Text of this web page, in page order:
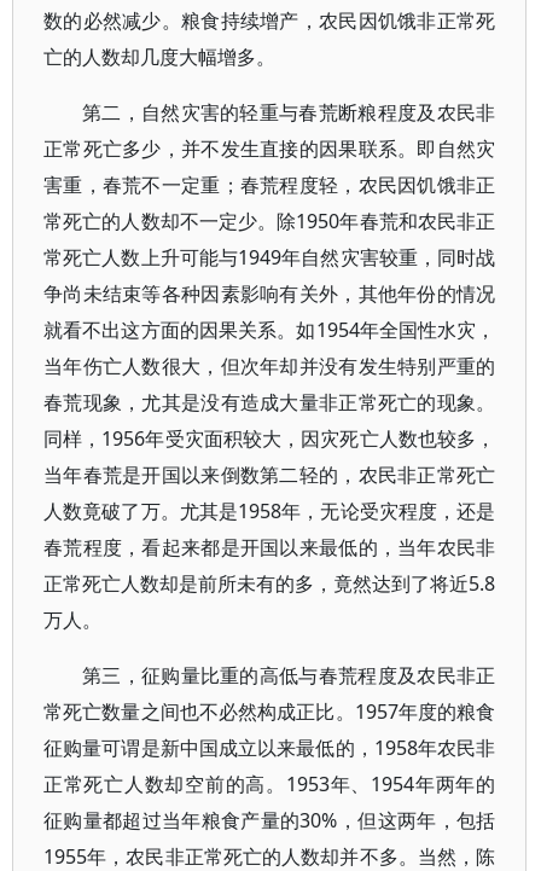
数的必然减少。粮食持续增产，农民因饥饿非正常死
亡的人数却几度大幅增多。
第二，自然灾害的轻重与春荒断粮程度及农民非
正常死亡多少，并不发生直接的因果联系。即自然灾
害重，春荒不一定重；春荒程度轻，农民因饥饿非正
常死亡的人数却不一定少。除1950年春荒和农民非正
常死亡人数上升可能与1949年自然灾害较重，同时战
争尚未结束等各种因素影响有关外，其他年份的情况
就看不出这方面的因果关系。如1954年全国性水灾，
当年伤亡人数很大，但次年却并没有发生特别严重的
春荒现象，尤其是没有造成大量非正常死亡的现象。
同样， 1956年受灾面积较大，因灾死亡人数也较多，
当年春荒是开国以来倒数第二轻的，农民非正常死亡
人数竟破了万。尤其是1958年，无论受灾程度，还是
春荒程度，看起来都是开国以来最低的，当年农民非
正常死亡人数却是前所未有的多，竟然达到了将近5.8
万人。
第三，征购量比重的高低与春荒程度及农民非正
常死亡数量之间也不必然构成正比。 1957年度的粮食
征购量可谓是新中国成立以来最低的， 1958年农民非
正常死亡人数却空前的高。 1953年、 1954年两年的
征购量都超过当年粮食产量的30% ，但这两年，包括
1955年，农民非正常死亡的人数却并不多。当然，陈